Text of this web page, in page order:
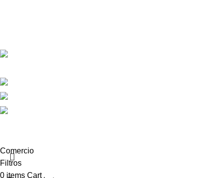
Comercio
Filtros
0 items Cart